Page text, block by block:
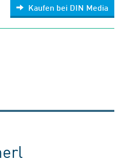
Kaufen bei DIN Media